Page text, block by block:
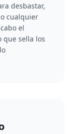
desbastar,
cualquier
el
que sella los